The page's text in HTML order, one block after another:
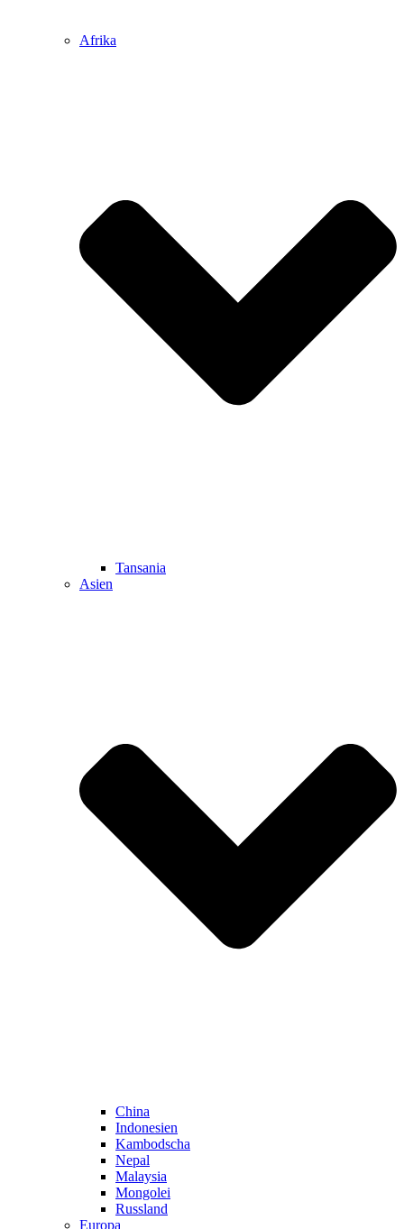
Afrika
Tansania
Asien
China
Indonesien
Kambodscha
Nepal
Malaysia
Mongolei
Russland
Europa